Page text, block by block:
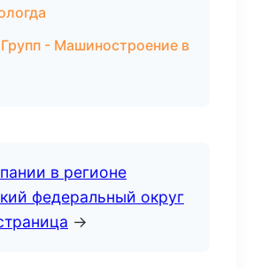
- Машиностроение в
в регионе
федеральный округ
→